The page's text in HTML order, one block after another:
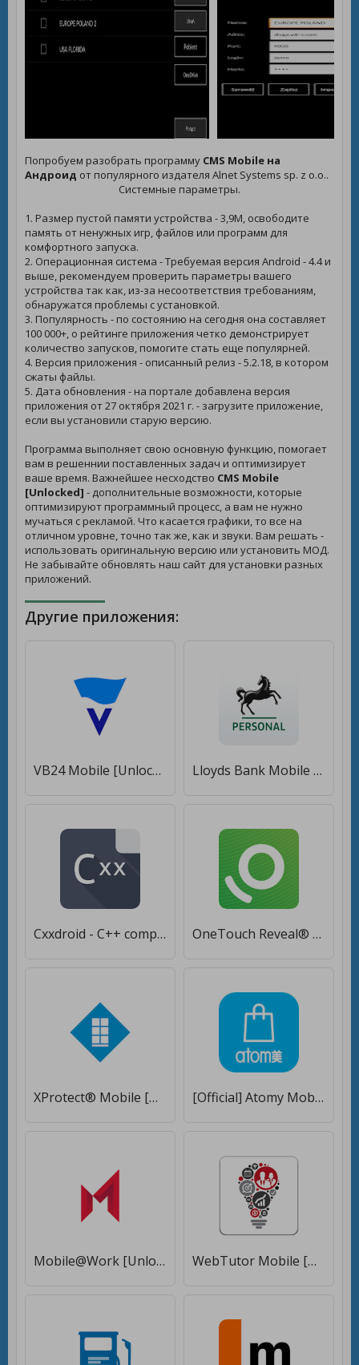
Попробуем разобрать программу CMS Mobile на
Андроид от популярного издателя Alnet Systems sp. z o.o..
Системные параметры.
1. Размер пустой памяти устройства - 3,9M, освободите
память от ненужных игр, файлов или программ для
комфортного запуска.
2. Операционная система - Требуемая версия Android - 4.4 и
выше, рекомендуем проверить параметры вашего
устройства так как, из-за несоответствия требованиям,
обнаружатся проблемы с установкой.
3. Популярность - по состоянию на сегодня она составляет
100 000+, о рейтинге приложения четко демонстрирует
количество запусков, помогите стать еще популярней.
4. Версия приложения - описанный релиз - 5.2.18, в котором
сжаты файлы.
5. Дата обновления - на портале добавлена версия
приложения от 27 октября 2021 г. - загрузите приложение,
если вы установили старую версию.
Программа выполняет свою основную функцию, помогает
вам в решеннии поставленных задач и оптимизирует
ваше время. Важнейшее несходство CMS Mobile
[Unlocked] - дополнительные возможности, которые
оптимизируют программный процесс, а вам не нужно
мучаться с рекламой. Что касается графики, то все на
отличном уровне, точно так же, как и звуки. Вам решать -
использовать оригинальную версию или установить МОД.
Не забывайте обновлять наш сайт для установки разных
приложений.
Другие приложения:
VB24 Mobile [Unlocked] Lloyds Bank Mobile Banking [Unlocked]
Cxxdroid - C++ compiler IDE for mobile development [Unlocked] OneTouch Reveal® mobile app for Diabetes [Unlocked]
XProtect® Mobile [Полная версия] [Official] Atomy Mobile [Unlocked]
Mobile@Work [Unlocked] WebTutor Mobile [Unlocked]